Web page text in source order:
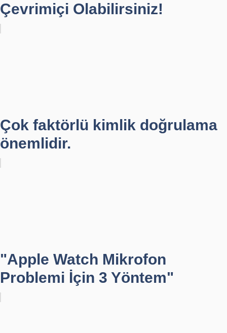
Çevrimiçi Olabilirsiniz!
Çok faktörlü kimlik doğrulama
önemlidir.
"Apple Watch Mikrofon
Problemi İçin 3 Yöntem"